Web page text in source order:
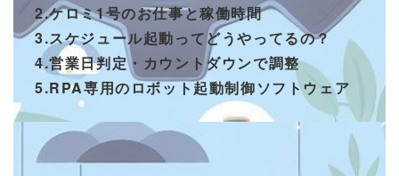
2.ケロミ1号のお仕事と稼働時間
3.スケジュール起動ってどうやってるの？
4.営業日判定・カウントダウンで調整
5.RPA専用のロボット起動制御ソフトウェア